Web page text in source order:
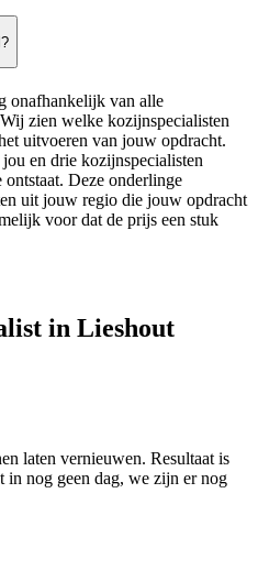
onafhankelijk van alle
zien welke kozijnspecialisten
uitvoeren van jouw opdracht.
en drie kozijnspecialisten
Deze onderlinge
uit jouw regio die jouw opdracht
voor dat de prijs een stuk
in Lieshout
laten vernieuwen. Resultaat is
in nog geen dag, we zijn er nog